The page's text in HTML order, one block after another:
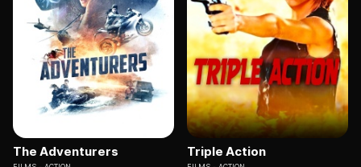
The Adventurers Triple Action